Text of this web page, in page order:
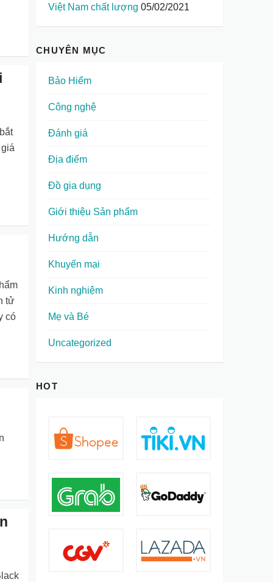
tử
có
Việt Nam chất lượng 05/02/2021
CHUYÊN MỤC
Bảo Hiểm
Công nghệ
Đánh giá
Địa điểm
Đồ gia dụng
Giới thiệu Sản phẩm
Hướng dẫn
Khuyến mại
Kinh nghiệm
Mẹ và Bé
Uncategorized
HOT